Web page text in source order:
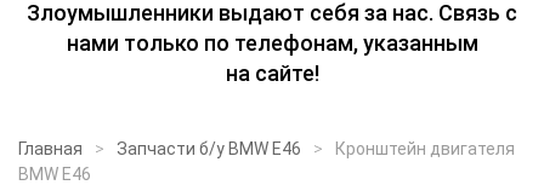
Злоумышленники выдают себя за нас. Связь с
нами только по телефонам, указанным
на сайте!
Главная Запчасти б/у BMW E46
Кронштейн двигателя
BMW E46